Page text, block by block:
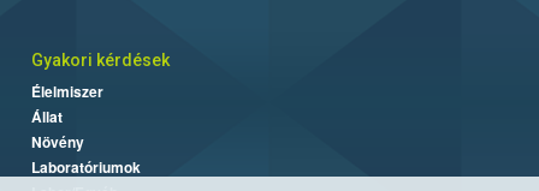
Gyakori kérdések
Élelmiszer
Állat
Növény
Laboratóriumok